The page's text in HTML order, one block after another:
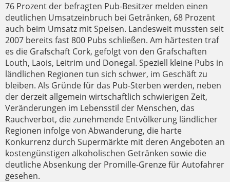
76 Prozent der befragten Pub-Besitzer melden einen
deutlichen Umsatzeinbruch bei Getränken, 68 Prozent
auch beim Umsatz mit Speisen. Landesweit mussten seit
2007 bereits fast 800 Pubs schließen. Am härtesten traf
es die Grafschaft Cork, gefolgt von den Grafschaften
Louth, Laois, Leitrim und Donegal. Speziell kleine Pubs in
ländlichen Regionen tun sich schwer, im Geschäft zu
bleiben. Als Gründe für das Pub-Sterben werden, neben
der derzeit allgemein wirtschaftlich schwierigen Zeit,
Veränderungen im Lebensstil der Menschen, das
Rauchverbot, die zunehmende Entvölkerung ländlicher
Regionen infolge von Abwanderung, die harte
Konkurrenz durch Supermärkte mit deren Angeboten an
kostengünstigen alkoholischen Getränken sowie die
deutliche Absenkung der Promille-Grenze für Autofahrer
gesehen.